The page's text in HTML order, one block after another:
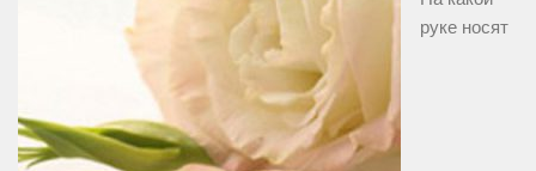
руке носят